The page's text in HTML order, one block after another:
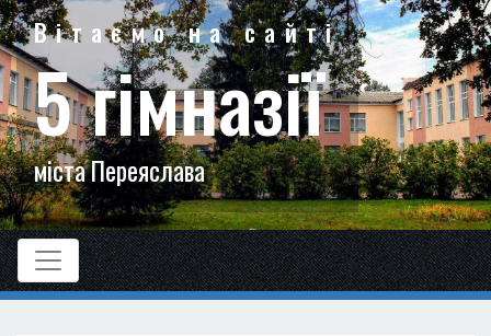
Вітаємо на сайті
5 гімназії
міста Переяслава